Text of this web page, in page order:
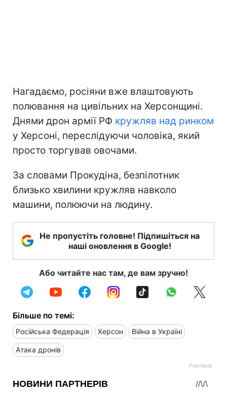
Нагадаємо, росіяни вже влаштовують
полювання на цивільних на Херсонщині.
Днями дрон армії РФ кружляв над ринком
у Херсоні, переслідуючи чоловіка, який
просто торгував овочами.
За словами Прокудіна, безпілотник
близько хвилини кружляв навколо
машини, полюючи на людину.
Не пропустіть головне! Підпишіться на
наші оновлення в Google!
Або читайте нас там, де вам зручно!
Більше по темі:
Російська Федерація Херсон Війна в Україні
Атака дронів